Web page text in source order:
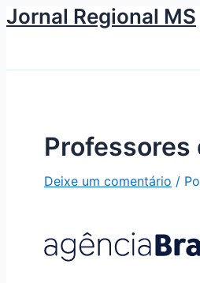
para
conteúdo
Jornal Regional MS
Professores
Deixe um comentário /
Digite
aqui...
Name*